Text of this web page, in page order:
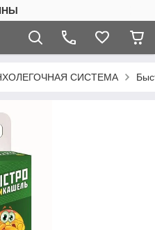
СИСТЕМА